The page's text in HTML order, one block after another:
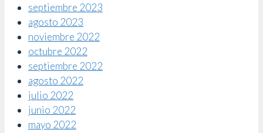
septiembre 2023
agosto 2023
noviembre 2022
octubre 2022
septiembre 2022
agosto 2022
julio 2022
junio 2022
mayo 2022